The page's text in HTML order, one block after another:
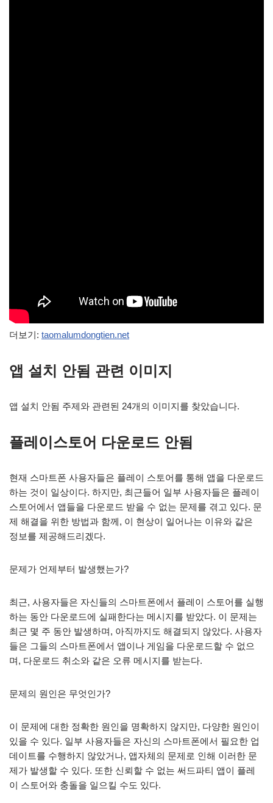
더보기: taomalumdongtien.net
앱 설치 안됨 관련 이미지
앱 설치 안됨 주제와 관련된 24개의 이미지를 찾았습니다.
플레이스토어 다운로드 안됨
현재 스마트폰 사용자들은 플레이 스토어를 통해 앱을 다운로드
하는 것이 일상이다. 하지만, 최근들어 일부 사용자들은 플레이
스토어에서 앱들을 다운로드 받을 수 없는 문제를 겪고 있다. 문
제 해결을 위한 방법과 함께, 이 현상이 일어나는 이유와 같은
정보를 제공해드리겠다.
문제가 언제부터 발생했는가?
최근, 사용자들은 자신들의 스마트폰에서 플레이 스토어를 실행
하는 동안 다운로드에 실패한다는 메시지를 받았다. 이 문제는
최근 몇 주 동안 발생하며, 아직까지도 해결되지 않았다. 사용자
들은 그들의 스마트폰에서 앱이나 게임을 다운로드할 수 없으
며, 다운로드 취소와 같은 오류 메시지를 받는다.
문제의 원인은 무엇인가?
이 문제에 대한 정확한 원인을 명확하지 않지만, 다양한 원인이
있을 수 있다. 일부 사용자들은 자신의 스마트폰에서 필요한 업
데이트를 수행하지 않았거나, 앱자체의 문제로 인해 이러한 문
제가 발생할 수 있다. 또한 신뢰할 수 없는 써드파티 앱이 플레
이 스토어와 충돌을 일으킬 수도 있다.